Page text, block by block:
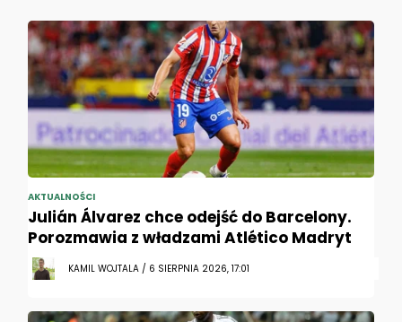
AKTUALNOŚCI
Julián Álvarez chce odejść do Barcelony.
Porozmawia z władzami Atlético Madryt
KAMIL WOJTALA / 6 SIERPNIA 2026, 17:01